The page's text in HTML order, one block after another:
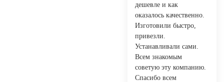
дешевле и как
оказалось качественно.
Изготовили быстро,
привезли.
Устанавливали сами.
Всем знакомым
советую эту компанию.
Спасибо всем